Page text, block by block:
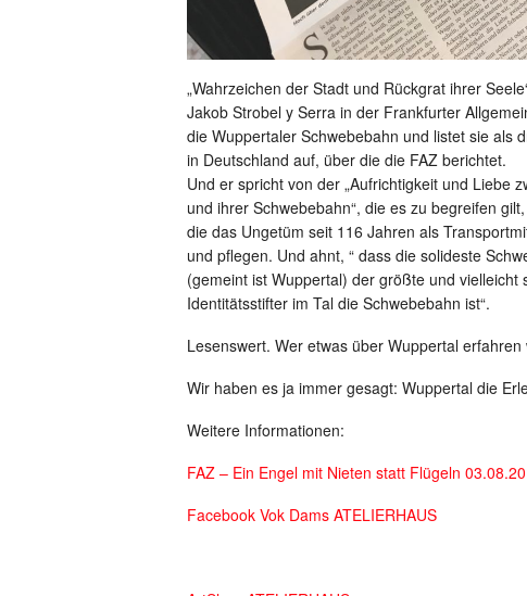
„Wahrzeichen der Stadt und Rückgrat ihrer
Jakob Strobel y Serra in der Frankfurter
die Wuppertaler Schwebebahn und listet sie als
in Deutschland auf, über die die FAZ berichtet.
Und er spricht von der „Aufrichtigkeit und Liebe
und ihrer Schwebebahn“, die es zu begreifen
die das Ungetüm seit 116 Jahren als
und pflegen. Und ahnt, “ dass die solideste
(gemeint ist Wuppertal) der größte und vielleicht
Identitätsstifter im Tal die Schwebebahn ist“.
Lesenswert. Wer etwas über Wuppertal
Wir haben es ja immer gesagt: Wuppertal die
Weitere Informationen:
FAZ – Ein Engel mit Nieten statt Flügeln
Facebook Vok Dams ATELIERHAUS